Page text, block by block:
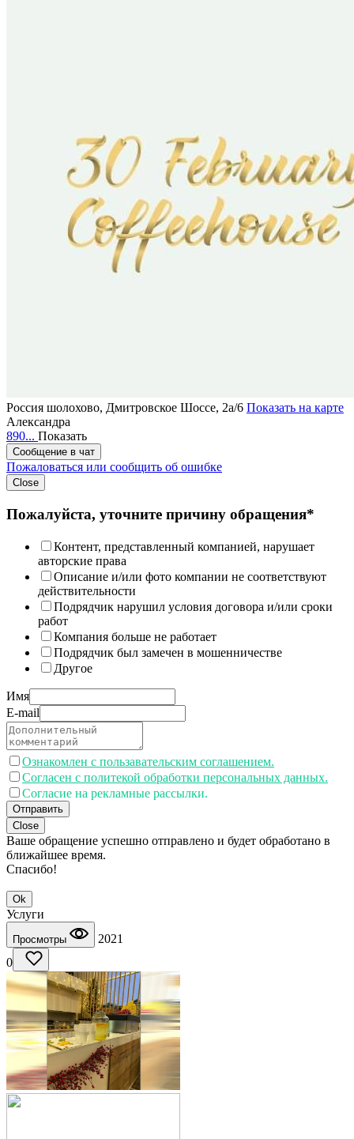
Россия шолохово, Дмитровское Шоссе, 2а/6 Показать на карте
Александра
890... Показать
Сообщение в чат
Пожаловаться или сообщить об ошибке
Close
Пожалуйста, уточните причину обращения*
Контент, представленный компанией, нарушает
авторские права
Описание и/или фото компании не соответствуют
действительности
Подрядчик нарушил условия договора и/или сроки
работ
Компания больше не работает
Подрядчик был замечен в мошенничестве
Другое
Имя
E-mail
Ознакомлен с пользавательским соглашением.
Согласен с политекой обработки персональных данных.
Согласие на рекламные рассылки.
Отправить
Close
Ваше обращение успешно отправлено и будет обработано в
ближайшее время.
Спасибо!
Ok
Услуги
Просмотры
2021
0